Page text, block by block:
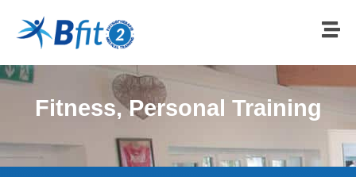
Fitness, Personal Training